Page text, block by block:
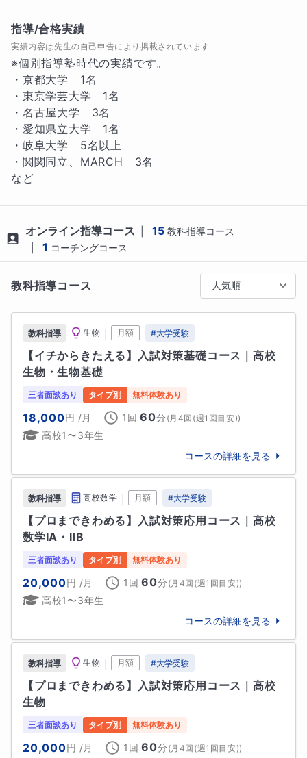
💡他の先生にはない強み
「思考のプロセスを可視化する“問いのナビゲータ
ー”」
10年の塾講師経験で培った「寄り添う力🤝」と、研究
者として日々問いを掘り下げる「分析力🔍」を掛け合
わせた指導が私の強みです。
「わからない」をそのままにせず、「なぜそう考えた
のか」「どこで詰まったのか」を丁寧に言語化。
自分で考え、納得できるまで一緒に進みます。
知識ではなく、思考の土台を育てたい方におすすめで
📚 指導方針・ポイント
📝ポイント①：思考の流れを言語化
「なぜそう考えたのか？」を丁寧にたどり、思考の途
中を生徒自身の言葉で整理するように促　します。
自分の考えを言語化することで、理解が深まり、記憶
📝ポイント②：自力での気づきをサポート
ヒントを出し過ぎず、少しの助けで「あと一歩」を一
緒に探ります。
“教わった”ではなく、“気づけた”という体験が、自信と
自走力につながります。
🌟相性の良いご家庭・生徒様
・定期テストで確実に点を取り、基礎から学力を積み
上げたい方
・暗記ではなく理解を重視し、高校・大学入試に備え
た応用力をつけたい方
・将来、研究職や技術職を志し、論理的思考力を今か
ら鍛えたい理系志望の方
・総合型選抜や推薦を視野に、学力を積み重ねたい方
・現役研究者と交流して、大学での学びを一足先にイ
メージしたい方
ー・－・ー・－・ー・－・ー・－・ー・－・ー・－・
ー・
🧒生徒様へ
私は研究者として、日々「どうして？」を考え続けて
います。
勉強でも、「わからない」をそのままにせず、自分で
納得できるまで考える力が大切です。
一緒にその力を育てていきましょう。失敗しても大丈
指導/合格実績
実績内容は先生の自己申告により掲載されています
※個別指導塾時代の実績です。
・京都大学　1名
・東京学芸大学　1名
・名古屋大学　3名
・愛知県立大学　1名
・岐阜大学　5名以上
・関関同立、MARCH　3名
など
オンライン指導コース 15 教科指導コース
1 コーチングコース
教科指導コース 人気順
教科指導 生物 月額 #大学受験
【イチからきたえる】入試対策基礎コース｜高校
生物・生物基礎
三者面談あり タイプ別 無料体験あり
18,000円 /月 1回 60分 ( 月4回(週1回目安))
高校1〜3年生
コースの詳細を見る
教科指導 高校数学 月額 #大学受験
【プロまできわめる】入試対策応用コース｜高校
数学ⅠA・ⅡB
三者面談あり タイプ別 無料体験あり
20,000円 /月 1回 60分 ( 月4回(週1回目安))
高校1〜3年生
コースの詳細を見る
教科指導 生物 月額 #大学受験
【プロまできわめる】入試対策応用コース｜高校
生物
三者面談あり タイプ別 無料体験あり
20,000円 /月 1回 60分 ( 月4回(週1回目安))